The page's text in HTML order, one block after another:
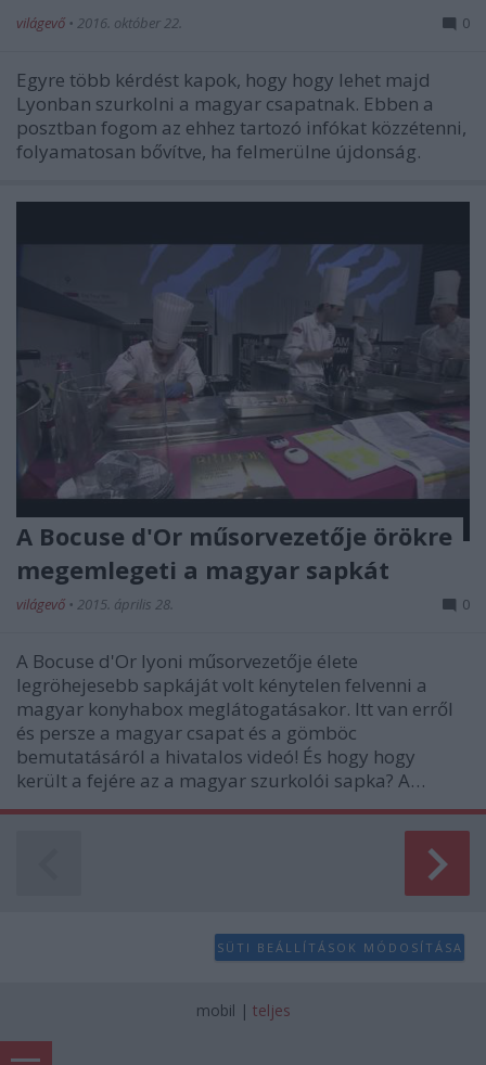
világevő • 2016. október 22. 0
Egyre több kérdést kapok, hogy hogy lehet majd
Lyonban szurkolni a magyar csapatnak. Ebben a
posztban fogom az ehhez tartozó infókat közzétenni,
folyamatosan bővítve, ha felmerülne újdonság.
A Bocuse d'Or műsorvezetője örökre
megemlegeti a magyar sapkát
világevő • 2015. április 28. 0
A Bocuse d'Or lyoni műsorvezetője élete
legröhejesebb sapkáját volt kénytelen felvenni a
magyar konyhabox meglátogatásakor. Itt van erről
és persze a magyar csapat és a gömböc
bemutatásáról a hivatalos videó! És hogy hogy
került a fejére az a magyar szurkolói sapka? A…
SÜTI BEÁLLÍTÁSOK MÓDOSÍTÁSA
mobil | teljes